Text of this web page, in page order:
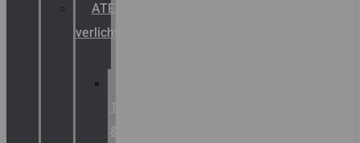
ATEX
verlichting
1
&